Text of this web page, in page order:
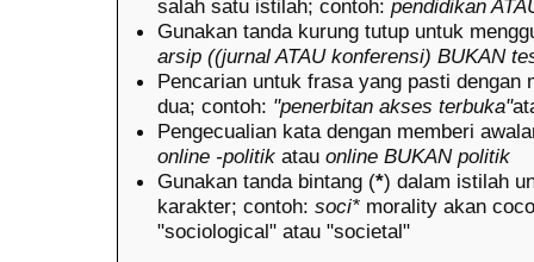
salah satu istilah; contoh: pendidikan
Gunakan tanda kurung tutup untuk
arsip ((jurnal ATAU konferensi) BUKAN
Pencarian untuk frasa yang pasti dengan
dua; contoh: "penerbitan akses terbuka"
Pengecualian kata dengan memberi
online -politik atau online BUKAN politik
Gunakan tanda bintang (*) dalam istilah
karakter; contoh: soci* morality akan
"sociological" atau "societal"